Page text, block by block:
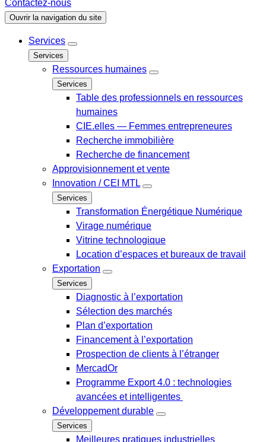
Contactez-nous
Ouvrir la navigation du site
Services
Services
Ressources humaines
Services
Table des professionnels en ressources
humaines
CIE.elles — Femmes entrepreneures
Recherche immobilière
Recherche de financement
Approvisionnement et vente
Innovation / CEI MTL
Services
Transformation Énergétique Numérique
Virage numérique
Vitrine technologique
Location d’espaces et bureaux de travail
Exportation
Services
Diagnostic à l’exportation
Sélection des marchés
Plan d’exportation
Financement à l’exportation
Prospection de clients à l’étranger
MercadOr
Programme Export 4.0 : technologies
avancées et intelligentes
Développement durable
Services
Meilleures pratiques industrielles